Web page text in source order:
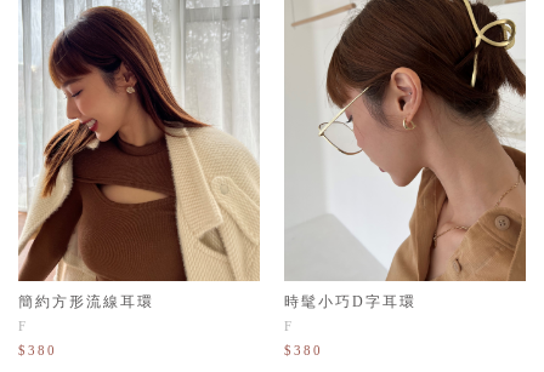
簡約方形流線耳環
F
$380
時髦小巧D字耳環
F
$380